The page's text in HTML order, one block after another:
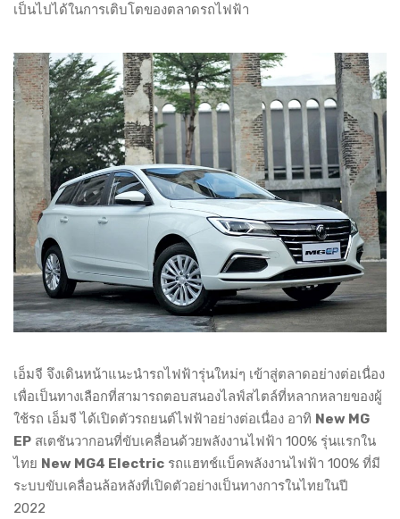
เป็นไปได้ในการเติบโตของตลาดรถไฟฟ้า
เอ็มจี จึงเดินหน้าแนะนำรถไฟฟ้ารุ่นใหม่ๆ เข้าสู่ตลาดอย่างต่อเนื่อง
เพื่อเป็นทางเลือกที่สามารถตอบสนองไลฟ์สไตล์ที่หลากหลายของผู้
ใช้รถ เอ็มจี ได้เปิดตัวรถยนต์ไฟฟ้าอย่างต่อเนื่อง อาทิ New MG
EP สเตชันวากอนที่ขับเคลื่อนด้วยพลังงานไฟฟ้า 100% รุ่นแรกใน
ไทย New MG4 Electric รถแฮทช์แบ็คพลังงานไฟฟ้า 100% ที่มี
ระบบขับเคลื่อนล้อหลังที่เปิดตัวอย่างเป็นทางการในไทยในปี
2022